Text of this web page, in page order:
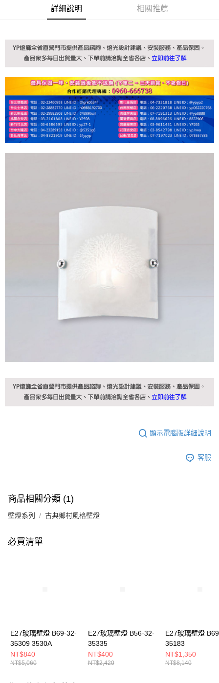
詳細說明 相關推薦
顯示電腦版詳細說明
客服
商品相關分類 (1)
壁燈系列 古典鄉村風格壁燈
必買清單
E27玻璃壁燈 B69-32-
35309 3530A
NT$840
NT$5,060
E27玻璃壁燈 B56-32-
35335
NT$400
NT$2,420
E27玻璃壁燈
35183
NT$1,350
NT$8,140